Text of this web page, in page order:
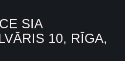
SIA
10, RĪGA,